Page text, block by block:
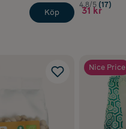
Köp
4.8/5 (17)
31 kr
Nice Price